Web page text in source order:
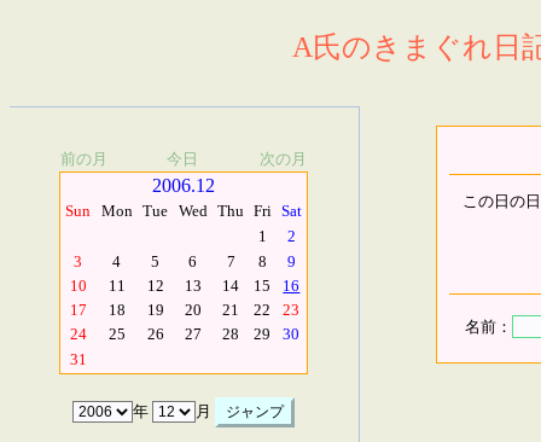
A氏のきまぐれ日
前の月 今日 次の月
2006.12
Sun Mon Tue Wed Thu Fri Sat
1
2
3
4 5 6 7 8
9
10
11 12 13 14 15
16
17
18 19 20 21 22
23
24
25 26 27 28 29
30
31
年 月
この日の
名前：